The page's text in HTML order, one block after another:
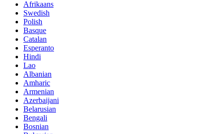
Afrikaans
Swedish
Polish
Basque
Catalan
Esperanto
Hindi
Lao
Albanian
Amharic
Armenian
Azerbaijani
Belarusian
Bengali
Bosnian